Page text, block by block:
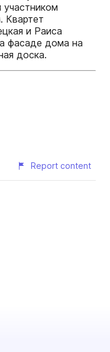
Квартет
и Раиса
фасаде дома на
доска.
Report content